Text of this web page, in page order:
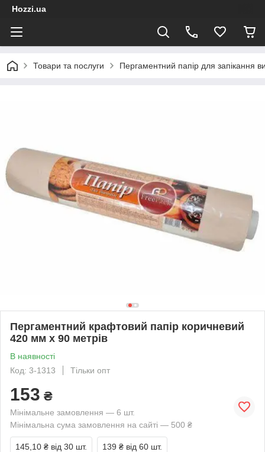
Hozzi.ua
Товари та послуги Пергаментний папір для запікання
Пергаментний крафтовий папір коричневий
420 мм х 90 метрів
В наявності
Код: 3-1313
Тільки опт
153 ₴
Мінімальне замовлення — 6 шт.
Мінімальна сума замовлення на сайті — 500 ₴
145,10 ₴ від 30 шт. 139 ₴ від 60 шт.